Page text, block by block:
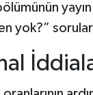
yok?”